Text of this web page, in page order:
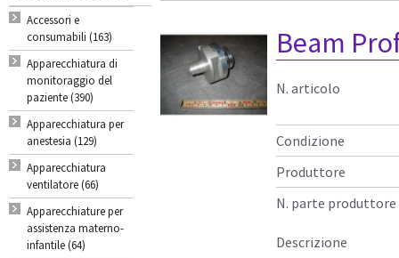
Accessori e
consumabili (163)
Apparecchiatura di
monitoraggio del
paziente (390)
Apparecchiatura per
anestesia (129)
Apparecchiatura
ventilatore (66)
Apparecchiature per
assistenza materno-
infantile (64)
Beam
N. articolo
Condizione
Produttore
N. parte produttore
Descrizione